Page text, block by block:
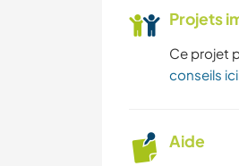
Projets
Ce projet
conseils ici
Aide